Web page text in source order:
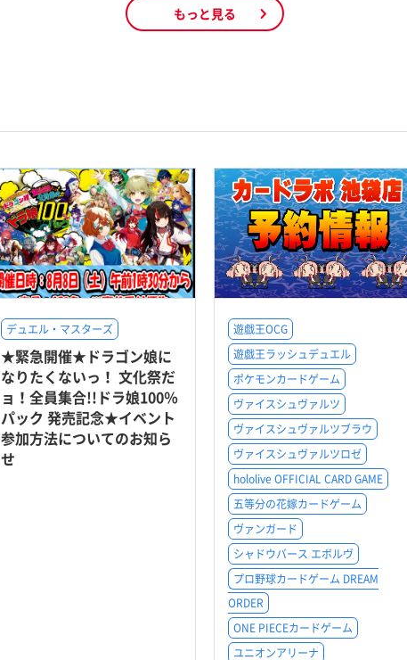
もっと見る
デュエル・マスターズ
★緊急開催★ドラゴン娘に
なりたくないっ！ 文化祭だ
ョ！全員集合!!ドラ娘100％
パック 発売記念★イベント
参加方法についてのお知ら
せ
遊戯王OCG
遊戯王ラッシュデュエル
ポケモンカードゲーム
ヴァイスシュヴァルツ
ヴァイスシュヴァルツブラウ
ヴァイスシュヴァルツロゼ
hololive OFFICIAL CARD GAME
五等分の花嫁カードゲーム
ヴァンガード
シャドウバース エボルヴ
プロ野球カードゲーム DREAM
ORDER
ONE PIECEカードゲーム
ユニオンアリーナ